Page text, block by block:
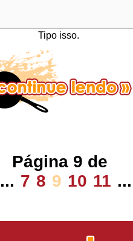
Tipo isso.
Página 9 de
... 7 8 9 10 11 ...